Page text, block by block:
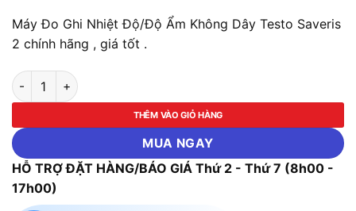
Máy Đo Ghi Nhiệt Độ/Độ Ẩm Không Dây Testo Saveris
2 chính hãng , giá tốt .
Máy Đo Ghi Nhiệt Độ/Độ Ẩm Không Dây Testo Saveris 2 số
THÊM VÀO GIỎ HÀNG
MUA NGAY
HỖ TRỢ ĐẶT HÀNG/BÁO GIÁ Thứ 2 - Thứ 7 (8h00 -
17h00)